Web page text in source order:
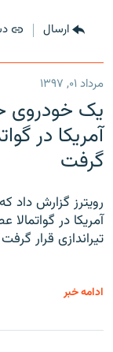
ارسال
مرداد ۰۱, ۱۳۹۷
یک خودروی
آمریکا در
گرفت
رویترز گزارش
آمریکا در
تیراندازی قرار
ادامه خبر